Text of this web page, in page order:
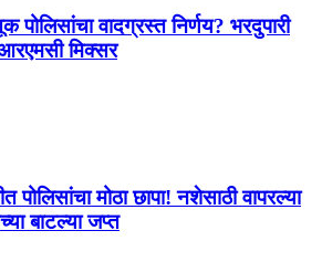
पोलिसांचा वादग्रस्त निर्णय? भरदुपारी
आरएमसी मिक्सर
पोलिसांचा मोठा छापा! नशेसाठी वापरल्या
बाटल्या जप्त